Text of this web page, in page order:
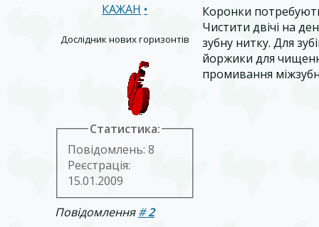
КАЖАН •
Дослідник нових горизонтів
Статистика:
Повідомлень: 8
Реєстрація:
15.01.2009
Коронки
Чистити двічі на
зубну нитку. Для
йоржики для
промивання
Повідомлення#2